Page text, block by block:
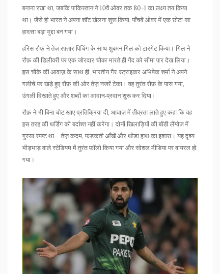
बनाना रखा था, जबकि पाकिस्तान ने 10वें ओवर तक 80-1 का लक्ष्य तय किया
था। जैसे ही भारत ने अपना शॉट खेलना शुरू किया, पाँचवें ओवर में एक छोटा‑सा
हादसा बड़ा मुद्दा बन गया।
हरिस रौफ़ ने तेज़ रफ़्तार पिचिंग के साथ शुबमन गिल को टारगेट किया। गिल ने
रौफ़ की डिलीवरी पर एक जोरदार चौका मारते ही गेंद को सीमा पार देख लिया।
इस चौके की आवाज़ के साथ ही, भारतीय गैर‑स्ट्राइकरअभिषेक शर्माने अपने
गलीचे पर खड़े हुए रौफ़ की ओर तेज़ नजरें टेका। वह तुरंत रौफ़ के पास गया,
उंगली दिखाते हुए और शब्दों का आदान‑प्रदान शुरू कर दिया।
रौफ़ ने भी बिना चोट खाए प्रतिक्रिया दी, आवाज़ में तीव्रता लाते हुए कहा कि वह
इस तरह की थर्डिंग को बर्दाश्त नहीं करेगा। दोनों खिलाड़ियों की बॉडी लैंग्वेज में
गुस्सा स्पष्ट था – तेज़ कदम, फड़कती आँखें और थोडा हाथ का इशारा। यह दृश्य
भीड़भाड़ वाले स्टेडियम में तुरंत फ़ॉलो किया गया और सोशल मीडिया पर वायरल हो
गया।